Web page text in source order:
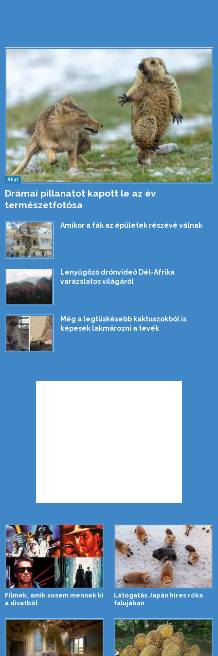
Állat
Drámai pillanatot kapott le az év
természetfotósa
Amikor a fák az épületek részévé válnak
Lenyűgöző drónvideó Dél-Afrika
varázslatos világáról
Még a legtüskésebb kaktuszokból is
képesek lakmározni a tevék
Filmek, amik sosem mennek ki
a divatból
Látogatás Japán híres róka
falujában